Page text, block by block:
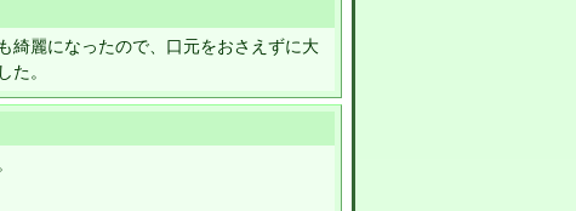
綺麗になったので、口元をおさえずに大
た。